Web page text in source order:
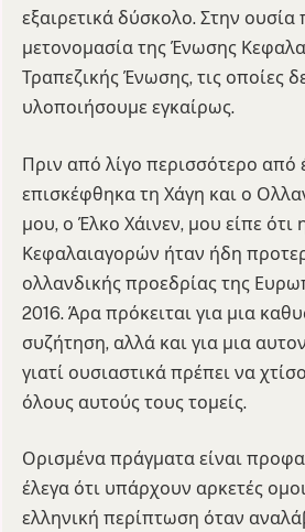
εξαιρετικά δύσκολο. Στην ουσία
μετονομασία της Ένωσης
Τραπεζικής Ένωσης, τις οποίες
υλοποιήσουμε εγκαίρως.
Πριν από λίγο περισσότερο από
επισκέφθηκα τη Χάγη και ο
μου, ο Έλκο Χάινεν, μου είπε ότι
Κεφαλαιαγορών ήταν ήδη
ολλανδικής προεδρίας της
2016. Άρα πρόκειται για μια
συζήτηση, αλλά και για μια
γιατί ουσιαστικά πρέπει να
όλους αυτούς τους τομείς.
Ορισμένα πράγματα είναι
έλεγα ότι υπάρχουν αρκετές
ελληνική περίπτωση όταν